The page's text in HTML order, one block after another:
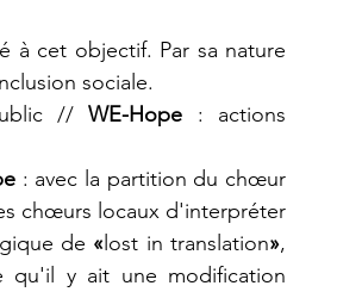
à cet objectif. Par sa nature
sociale.
// WE-Hope : actions
: avec la partition du chœur
chœurs locaux d'interpréter
de «lost in translation»,
qu'il y ait une modification